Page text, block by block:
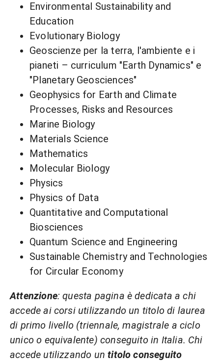
Environmental Sustainability and
Education
Evolutionary Biology
Geoscienze per la terra, l'ambiente e i
pianeti – curriculum "Earth Dynamics" e
"Planetary Geosciences"
Geophysics for Earth and Climate
Processes, Risks and Resources
Marine Biology
Materials Science
Mathematics
Molecular Biology
Physics
Physics of Data
Quantitative and Computational
Biosciences
Quantum Science and Engineering
Sustainable Chemistry and Technologies
for Circular Economy
Attenzione: questa pagina è dedicata a chi
accede ai corsi utilizzando un titolo di laurea
di primo livello (triennale, magistrale a ciclo
unico o equivalente) conseguito in Italia. Chi
accede utilizzando untitolo conseguito